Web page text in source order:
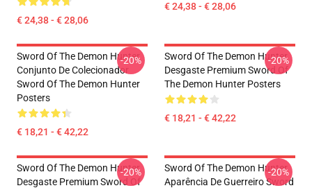
€ 24,38 - € 28,06
€ 24,38 - € 28,06
Sword Of The Demon Hunter
Conjunto De Colecionador
Sword Of The Demon Hunter
Posters
€ 18,21 - € 42,22
-20%
Sword Of The Demon Hunter
Desgaste Premium Sword Of
The Demon Hunter Posters
€ 18,21 - € 42,22
-20%
Sword Of The Demon Hunter
Desgaste Premium Sword Of
-20%
Sword Of The Demon Hunter
Aparência De Guerreiro Sword
-20%